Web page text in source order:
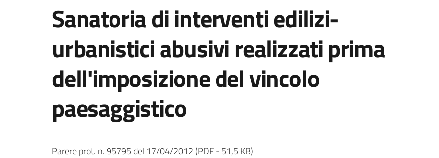
Sanatoria di interventi edilizi-
urbanistici abusivi realizzati prima
dell'imposizione del vincolo
paesaggistico
Parere prot. n. 95795 del 17/04/2012 (PDF- 51,5 KB)